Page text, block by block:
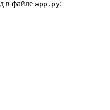
в файле app.py: